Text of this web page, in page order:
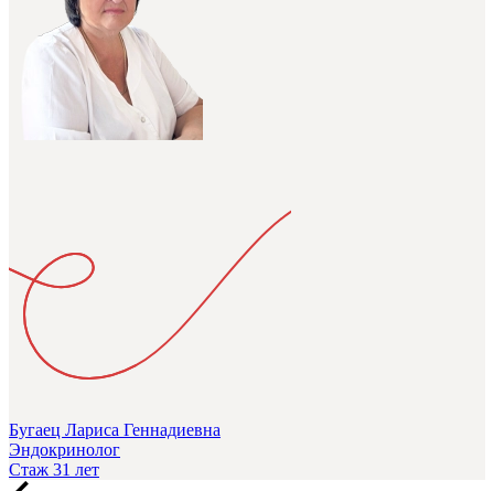
Бугаец Лариса Геннадиевна
Эндокринолог
Стаж 31 лет